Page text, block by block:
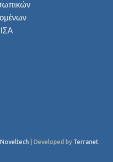
ΙΣΑ
Noveltech | Developed by Terranet